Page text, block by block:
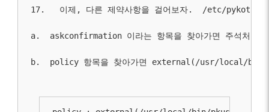
17.   이제, 다른 제약사항을 걸어보자. /etc/pykota/
a. askconfirmation 이라는 항목을 찾아가면 주석처
b. policy 항목을 찾아가면 external( /usr/local/bin/